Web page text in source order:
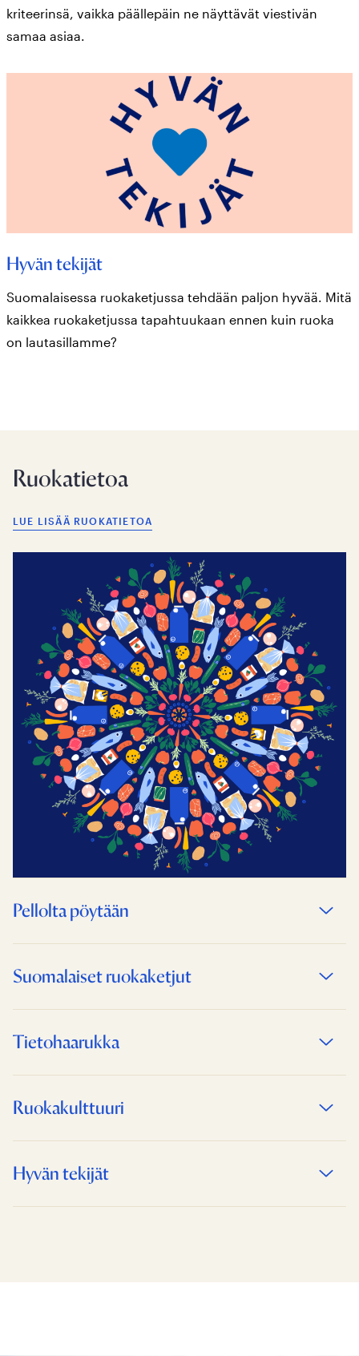
kriteerinsä, vaikka päällepäin ne näyttävät viestivän
samaa asiaa.
Hyvän tekijät
Suomalaisessa ruokaketjussa tehdään paljon hyvää. Mitä
kaikkea ruokaketjussa tapahtuukaan ennen kuin ruoka
on lautasillamme?
Ruokatietoa
LUE LISÄÄ RUOKATIETOA
Pellolta pöytään
Suomalaiset ruokaketjut
Tietohaarukka
Ruokakulttuuri
Hyvän tekijät